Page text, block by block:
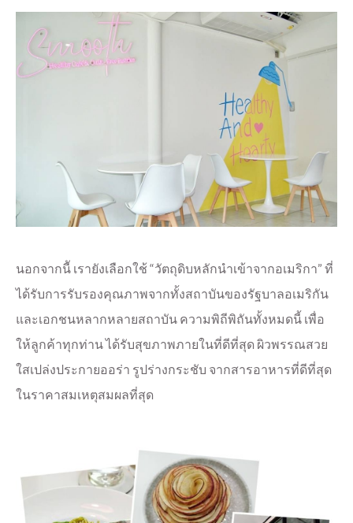
นอกจากนีั เรายังเลือกใช้ “วัตถุดิบหลักนำเข้าจากอเมริกา” ที่
ได้รับการรับรองคุณภาพจากทั้งสถาบันของรัฐบาลอเมริกัน
และเอกชนหลากหลายสถาบัน ความพิถีพิถันทั้งหมดนี้ เพื่อ
ให้ลูกค้าทุกท่าน ได้รับสุขภาพภายในที่ดีที่สุด ผิวพรรณสวย
ใสเปล่งประกายออร่า รูปร่างกระชับ จากสารอาหารที่ดีที่สุด
ในราคาสมเหตุสมผลที่สุด